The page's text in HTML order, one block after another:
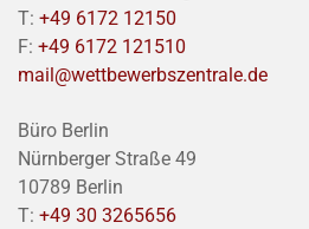
T: +49 6172 12150
F: +49 6172 121510
mail@wettbewerbszentrale.de
Büro Berlin
Nürnberger Straße 49
10789 Berlin
T: +49 30 3265656